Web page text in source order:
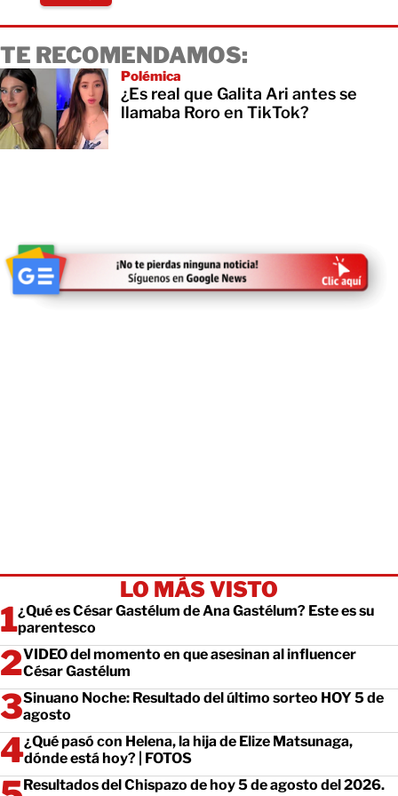
TE RECOMENDAMOS:
Polémica
¿Es real que Galita Ari antes se
llamaba Roro en TikTok?
LO MÁS VISTO
¿Qué es César Gastélum de Ana Gastélum? Este es su
parentesco
VIDEO del momento en que asesinan al influencer
César Gastélum
Sinuano Noche: Resultado del último sorteo HOY 5 de
agosto
¿Qué pasó con Helena, la hija de Elize Matsunaga,
dónde está hoy? | FOTOS
Resultados del Chispazo de hoy 5 de agosto del 2026.